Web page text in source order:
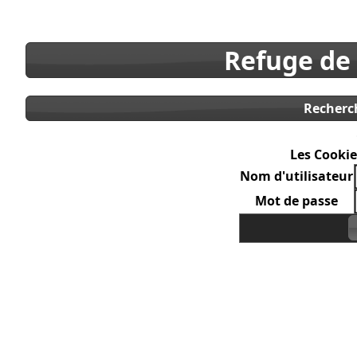
Refuge
Les
Nom d'utilisateur
Mot de passe